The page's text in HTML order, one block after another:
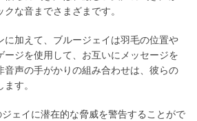
な音までさまざまです。
に加えて、ブルージェイは羽毛の位置や
ージを使用して、お互いにメッセージを
音声の手がかりの組み合わせは、彼らの
す。
ェイに潜在的な脅威を警告することがで